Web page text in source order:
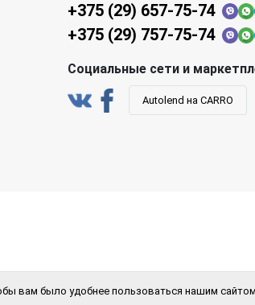
+375 (29) 657-75-74
+375 (29) 757-75-74
Социальные сети и
Autolend на CARRO
вам было удобнее пользоваться нашим